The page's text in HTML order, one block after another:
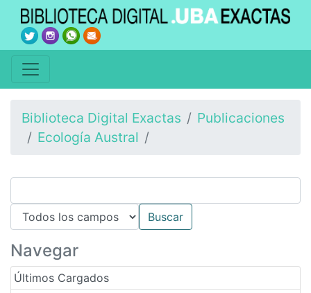
Biblioteca Digital Exactas
Publicaciones
Ecología Austral
Navegar
Últimos Cargados